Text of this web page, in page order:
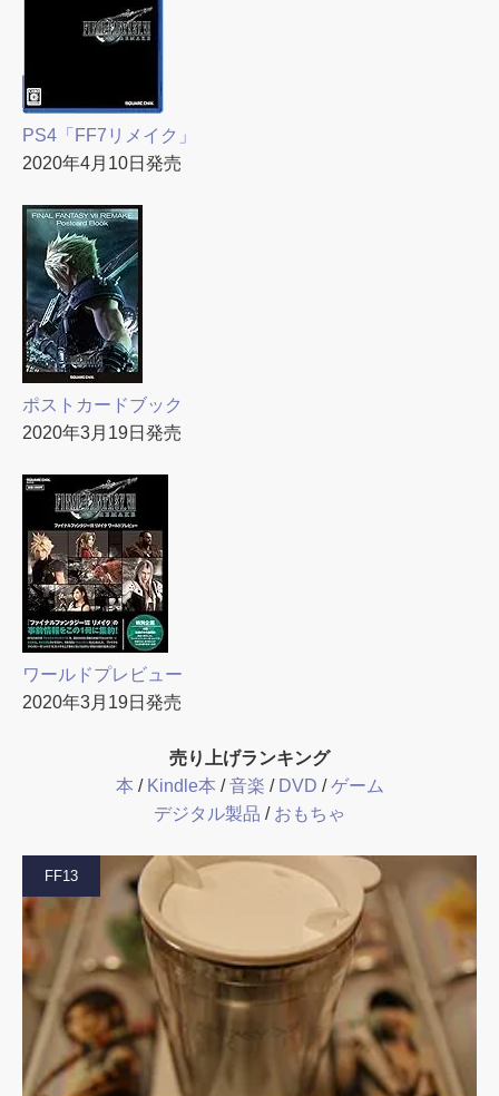
PS4「FF7リメイク」
2020年4月10日発売
ポストカードブック
2020年3月19日発売
ワールドプレビュー
2020年3月19日発売
売り上げランキング
本 / Kindle本 /音楽 / DVD /ゲーム
デジタル製品 / おもちゃ
FF13